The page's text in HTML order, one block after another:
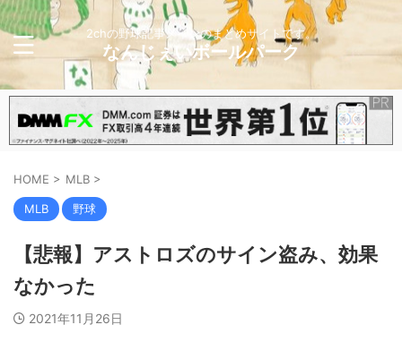
2chの野球記事メインのまとめサイトです。
なんじぇいボールパーク
HOME > MLB >
MLB 野球
【悲報】アストロズのサイン盗み、効果
なかった
2021年11月26日